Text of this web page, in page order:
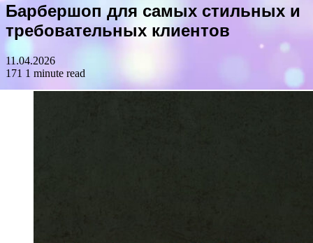
Барбершоп для самых стильных и
требовательных клиентов
11.04.2026
171 1 minute read